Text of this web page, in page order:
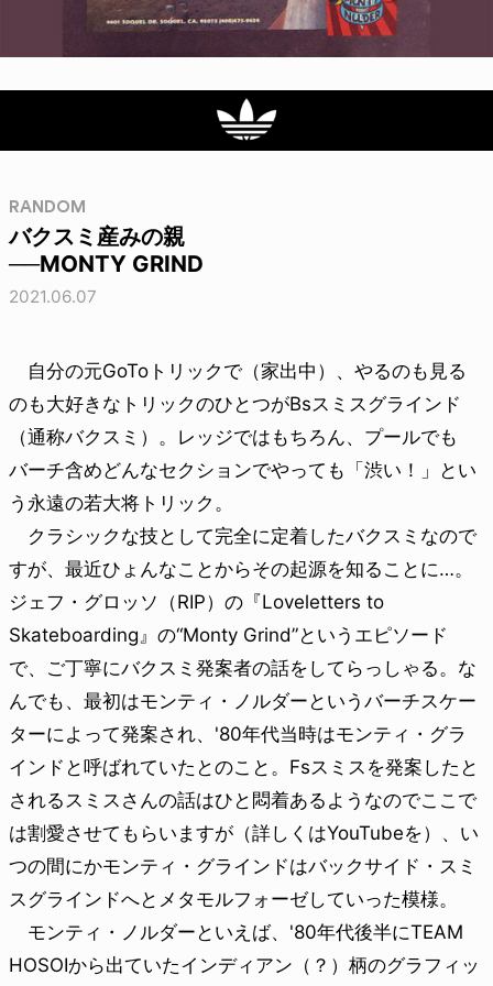
RANDOM
バクスミ産みの親
──MONTY GRIND
2021.06.07
自分の元GoToトリックで（家出中）、やるのも見る
のも大好きなトリックのひとつがBsスミスグラインド
（通称バクスミ）。レッジではもちろん、プールでも
バーチ含めどんなセクションでやっても「渋い！」とい
う永遠の若大将トリック。
クラシックな技として完全に定着したバクスミなので
すが、最近ひょんなことからその起源を知ることに…。
ジェフ・グロッソ（RIP）の『Loveletters to
Skateboarding』の“Monty Grind”というエピソード
で、ご丁寧にバクスミ発案者の話をしてらっしゃる。な
んでも、最初はモンティ・ノルダーというバーチスケー
ターによって発案され、'80年代当時はモンティ・グラ
インドと呼ばれていたとのこと。Fsスミスを発案したと
されるスミスさんの話はひと悶着あるようなのでここで
は割愛させてもらいますが（詳しくはYouTubeを）、い
つの間にかモンティ・グラインドはバックサイド・スミ
スグラインドへとメタモルフォーゼしていった模様。
モンティ・ノルダーといえば、'80年代後半にTEAM
HOSOIから出ていたインディアン（？）柄のグラフィッ